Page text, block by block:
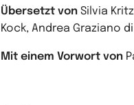
Übersetzt von Silvia
Kock, Andrea Graziano
Mit einem Vorwort von